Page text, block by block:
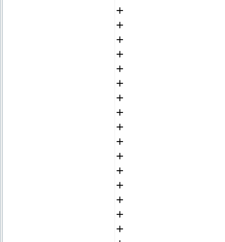
+
+
+
+
+
+
+
+
+
+
+
+
+
+
+
+